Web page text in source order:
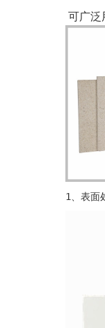
可广泛
1、表面